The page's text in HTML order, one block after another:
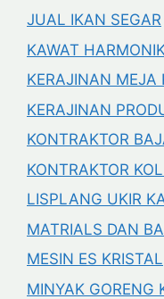
JUAL IKAN SEGAR
KAWAT
KERAJINAN MEJA
KERAJINAN
KONTRAKTOR
KONTRAKTOR
LISPLANG UKIR
MATRIALS DAN
MESIN ES KRISTAL
MINYAK GORENG